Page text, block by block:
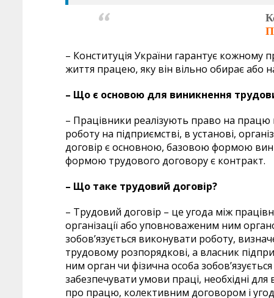
– Конституція України гарантує кожному
життя працею, яку він вільно обирає або
– Що є основою для виникнення
– Працівники реалізують право на
роботу на підприємстві, в установі,
договір є основною, базовою формою
формою трудового договору є контракт.
– Що таке трудовий договір?
– Трудовий договір – це угода між
організації або уповноваженим ним
зобов’язується виконувати роботу,
трудовому розпорядкові, а власник
ним орган чи фізична особа
забезпечувати умови праці, необхідні
про працю, колективним договором і